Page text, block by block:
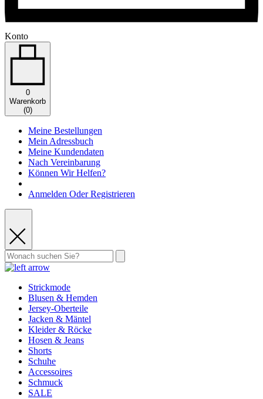
Konto
0
Warenkorb
(0)
Meine Bestellungen
Mein Adressbuch
Meine Kundendaten
Nach Vereinbarung
Können Wir Helfen?
Anmelden Oder Registrieren
Strickmode
Blusen & Hemden
Jersey-Oberteile
Jacken & Mäntel
Kleider & Röcke
Hosen & Jeans
Shorts
Schuhe
Accessoires
Schmuck
SALE